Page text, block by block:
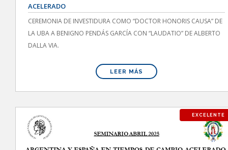
ACELERADO
CEREMONIA DE INVESTIDURA COMO “DOCTOR HONORIS CAUSA” DE
LA UBA A BENIGNO PENDÁS GARCÍA CON “LAUDATIO” DE ALBERTO
DALLA VIA.
LEER MÁS
EXCELENTE